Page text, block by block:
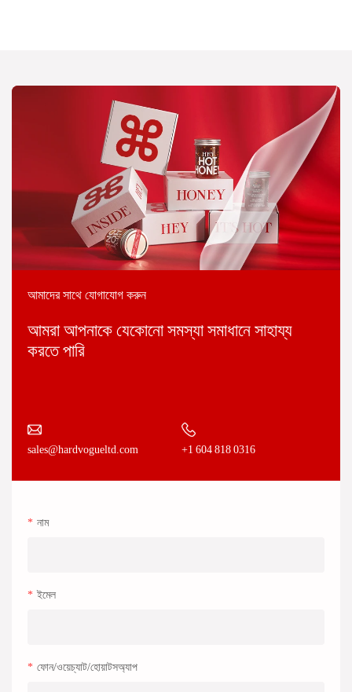
আমাদের সাথে যোগাযোগ করুন
আমরা আপনাকে যেকোনো সমস্যা সমাধানে সাহায্য
করতে পারি
sales@hardvogueltd.com +1 604 818 0316
নাম
ইমেল
ফোন/ওয়েচ্যাট/হোয়াটসঅ্যাপ